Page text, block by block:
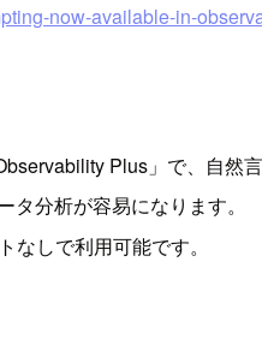
now-available-in-
Plus」で、自然
分析が容易になります。
しで利用可能です。